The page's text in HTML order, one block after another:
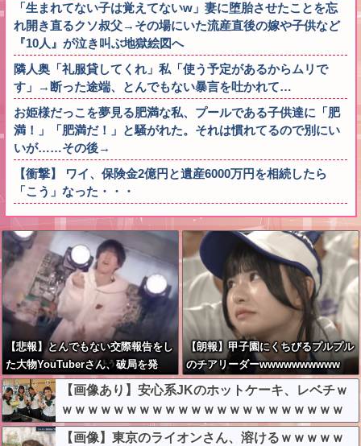
「生まれてない子は覚えてないw」妻に堕胎させたことを忘
れ開き直るクソ叔父→その場にいた流産直後の嫁や子供など
『10人』が泣き叫ぶ地獄絵図へ
隣人奥「礼服貸してくれ」私「使う予定があるからムリで
す」→断った途端、とんでもない暴言を吐かれて…
お姫様だっこを夢見る肥満な私、プールである子供達に「肥
満！」「肥満だ！」と騒がれた。それは慣れてるので別にい
いが……その後→
【衝撃】 ワイ、保険金2億円と遺産6000万円を相続したら
「こう」なった・・・
【悲報】とんでもない交際報告をし
た大物YouTuberさん、破局を発
表????
【朗報】甲子園にくちびるプルプル
のチアリーダーwwwwwwwwww
【画像あり】安心系JKのホットケーキ、レベチｗ
ｗｗｗｗｗｗｗｗｗｗｗｗｗｗｗｗｗｗｗｗｗｗ
ｗ
【画像】東京のライオンさん、溶けるｗｗｗｗｗ